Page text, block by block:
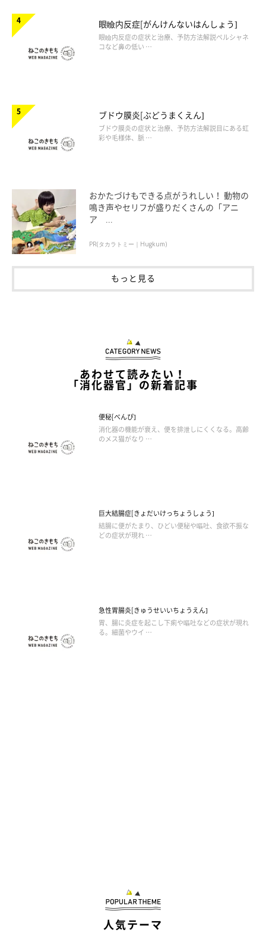
眼瞼内反症[がんけんないはんしょう]
眼瞼内反症の症状と治療、予防方法解説ペルシャネ
コなど鼻の低い …
ブドウ膜炎[ぶどうまくえん]
ブドウ膜炎の症状と治療、予防方法解説目にある虹
彩や毛様体、脈 …
おかたづけもできる点がうれしい！ 動物の
鳴き声やセリフが盛りだくさんの「アニ
ア ...
PR(タカラトミー｜Hugkum)
もっと見る
あわせて読みたい！
「消化器官」の新着記事
便秘[べんぴ]
消化器の機能が衰え、便を排泄しにくくなる。高齢
のメス猫がなり …
巨大結腸症[きょだいけっちょうしょう]
結腸に便がたまり、ひどい便秘や嘔吐、食欲不振な
どの症状が現れ …
急性胃腸炎[きゅうせいいちょうえん]
胃、腸に炎症を起こし下痢や嘔吐などの症状が現れ
る。細菌やウイ …
人気テーマ